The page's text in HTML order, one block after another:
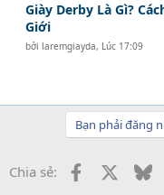
Giày Derby Là Gì?
Giới
bởilaremgiayda, Lúc 17:09
Bạn phải đăng
Chia sẻ: Facebook